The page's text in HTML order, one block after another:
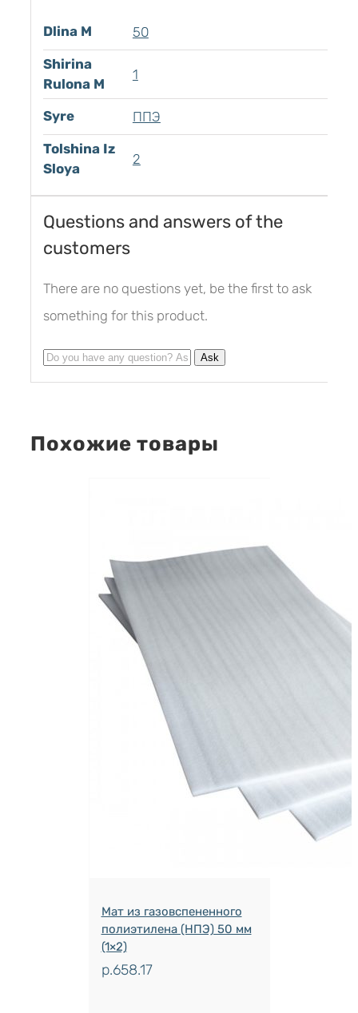
Dlina M
50
Shirina
Rulona M
1
Syre
ППЭ
Tolshina Iz
Sloya
2
Questions and answers of the
customers
There are no questions yet, be the first to ask
something for this product.
Похожие товары
Мат из газовспененного
полиэтилена (НПЭ) 50 мм
(1×2)
р.658.17